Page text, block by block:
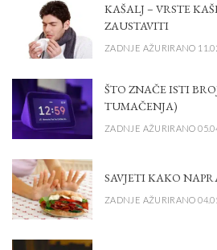
KAŠALJ – VRSTE
ZAUSTAVITI
ZADNJE AŽURIRANO
ŠTO ZNAČE ISTI
TUMAČENJA)
ZADNJE AŽURIRANO
SAVJETI KAKO
ZADNJE AŽURIRANO